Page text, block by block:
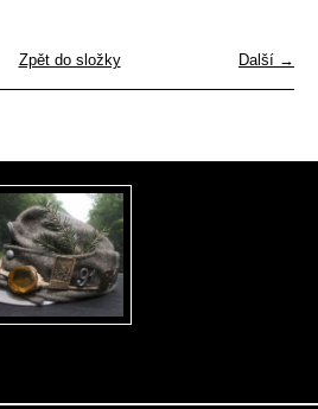
Další →
Zpět do složky